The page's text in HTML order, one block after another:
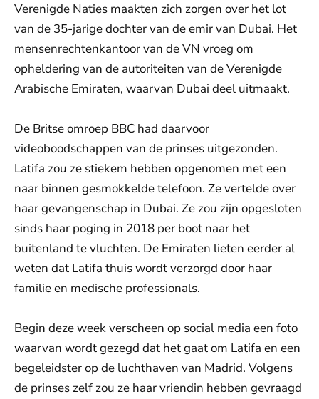
Verenigde Naties maakten zich zorgen over het lot
van de 35-jarige dochter van de emir van Dubai. Het
mensenrechtenkantoor van de VN vroeg om
opheldering van de autoriteiten van de Verenigde
Arabische Emiraten, waarvan Dubai deel uitmaakt.
De Britse omroep BBC had daarvoor
videoboodschappen van de prinses uitgezonden.
Latifa zou ze stiekem hebben opgenomen met een
naar binnen gesmokkelde telefoon. Ze vertelde over
haar gevangenschap in Dubai. Ze zou zijn opgesloten
sinds haar poging in 2018 per boot naar het
buitenland te vluchten. De Emiraten lieten eerder al
weten dat Latifa thuis wordt verzorgd door haar
familie en medische professionals.
Begin deze week verscheen op social media een foto
waarvan wordt gezegd dat het gaat om Latifa en een
begeleidster op de luchthaven van Madrid. Volgens
de prinses zelf zou ze haar vriendin hebben gevraagd